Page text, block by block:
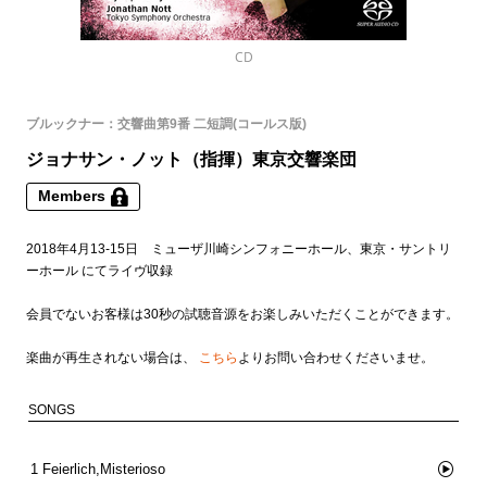
CD
ブルックナー：交響曲第9番 二短調(コールス版)
ジョナサン・ノット（指揮）東京交響楽団
Members
2018年4月13-15日 ミューザ川崎シンフォニーホール、東京・サントリ
ーホール にてライヴ収録
会員でないお客様は30秒の試聴音源をお楽しみいただくことができます。
楽曲が再生されない場合は、 こちら よりお問い合わせくださいませ。
SONGS
1 Feierlich,Misterioso